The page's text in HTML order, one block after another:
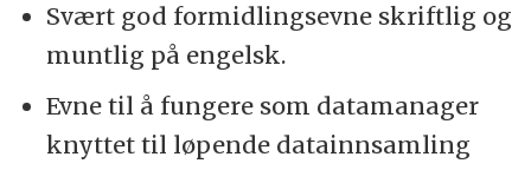
Svært god formidlingsevne skriftlig og
muntlig på engelsk.
Evne til å fungere som datamanager
knyttet til løpende datainnsamling